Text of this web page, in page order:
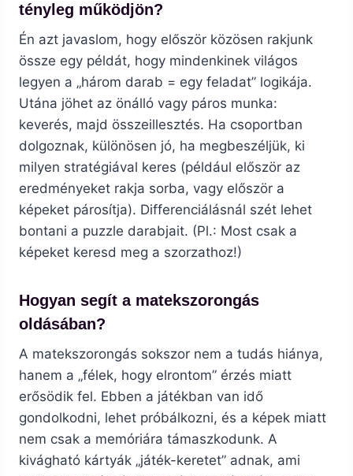
tényleg működjön?
Én azt javaslom, hogy először közösen rakjunk
össze egy példát, hogy mindenkinek világos
legyen a „három darab = egy feladat” logikája.
Utána jöhet az önálló vagy páros munka:
keverés, majd összeillesztés. Ha csoportban
dolgoznak, különösen jó, ha megbeszéljük, ki
milyen stratégiával keres (például először az
eredményeket rakja sorba, vagy először a
képeket párosítja). Differenciálásnál szét lehet
bontani a puzzle darabjait. (Pl.: Most csak a
képeket keresd meg a szorzathoz!)
Hogyan segít a matekszorongás
oldásában?
A matekszorongás sokszor nem a tudás hiánya,
hanem a „félek, hogy elrontom” érzés miatt
erősödik fel. Ebben a játékban van idő
gondolkodni, lehet próbálkozni, és a képek miatt
nem csak a memóriára támaszkodunk. A
kivágható kártyák „játék-keretet” adnak, ami